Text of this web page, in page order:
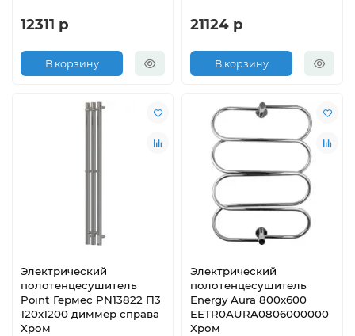
12311 р
В корзину
21124 р
В корзину
Электрический
полотенцесушитель
Point Гермес PN13822 П3
120x1200 диммер справа
Хром
Электрический
полотенцесушитель
Energy Aura 800х600
EETR0AURA0806000000
Хром